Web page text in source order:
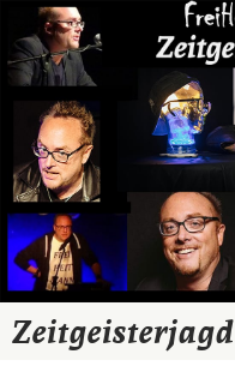
Zeitgeisterjagd
Suchen
Zum